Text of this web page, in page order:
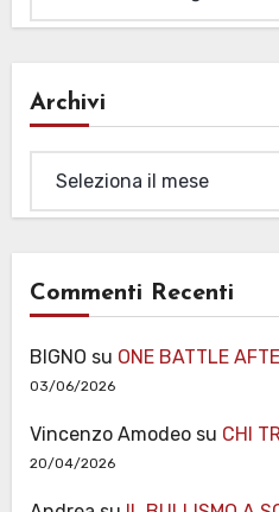
Archivi
Commenti Recenti
BIGNO su ONE BATTLE
03/06/2026
Vincenzo Amodeosu CHI
20/04/2026